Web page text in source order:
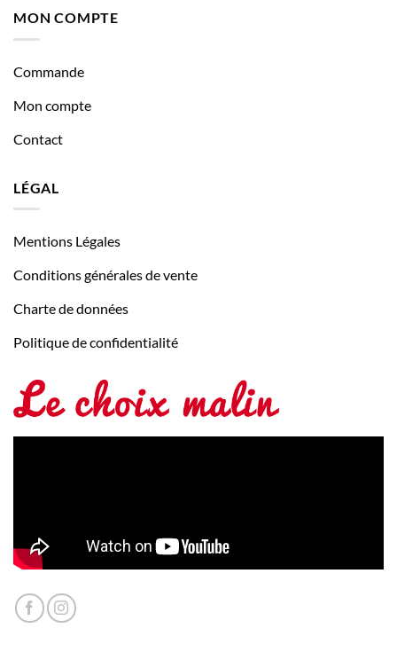
MON COMPTE
Commande
Mon compte
Contact
LÉGAL
Mentions Légales
Conditions générales de vente
Charte de données
Politique de confidentialité